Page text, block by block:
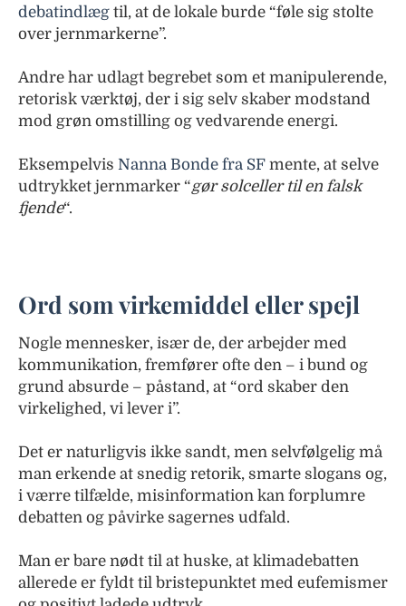
debatindlæg til, at de lokale burde “føle sig stolte
over jernmarkerne”.
Andre har udlagt begrebet som et manipulerende,
retorisk værktøj, der i sig selv skaber modstand
mod grøn omstilling og vedvarende energi.
Eksempelvis Nanna Bonde fra SF mente, at selve
udtrykket jernmarker “gør solceller til en falsk
fjende“.
Ord som virkemiddel eller spejl
Nogle mennesker, især de, der arbejder med
kommunikation, fremfører ofte den – i bund og
grund absurde – påstand, at “ord skaber den
virkelighed, vi lever i”.
Det er naturligvis ikke sandt, men selvfølgelig må
man erkende at snedig retorik, smarte slogans og,
i værre tilfælde, misinformation kan forplumre
debatten og påvirke sagernes udfald.
Man er bare nødt til at huske, at klimadebatten
allerede er fyldt til bristepunktet med eufemismer